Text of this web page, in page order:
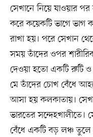
সেখানে নিয়ে যাওয়ার
করে কয়েকটি ভাগে ভাগ
রাখা হয়। পরে সেখান
সময় তাঁদের ওপর
দেওয়া হতো একটি রুটি ও
মে তাঁদের চোখ বেঁধে
আসা হয় কলকাতায়।
ভারতের সন্দেহখালীতে।
বেঁধে একটি বড় লঞ্চ তুলে